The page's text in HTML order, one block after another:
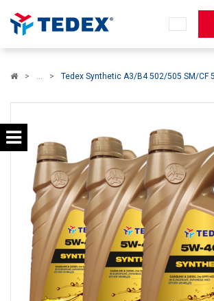
Koszyk
info:Twój koszyk jest pusty! ×
Tedex Synthetic A3/B4 502/505 SM/CF